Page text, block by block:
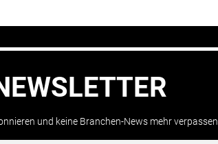
und keine Branchen-News mehr verpassen.